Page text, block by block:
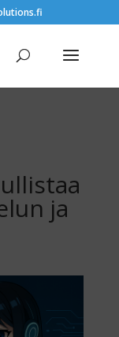
ja